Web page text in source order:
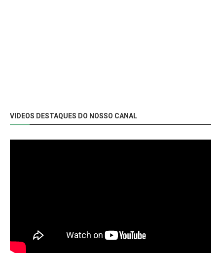
VIDEOS DESTAQUES DO NOSSO CANAL